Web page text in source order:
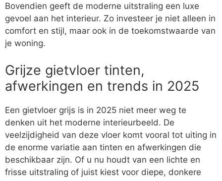
Bovendien geeft de moderne uitstraling een luxe
gevoel aan het interieur. Zo investeer je niet alleen in
comfort en stijl, maar ook in de toekomstwaarde van
je woning.
Grijze gietvloer tinten,
afwerkingen en trends in 2025
Een gietvloer grijs is in 2025 niet meer weg te
denken uit het moderne interieurbeeld. De
veelzijdigheid van deze vloer komt vooral tot uiting in
de enorme variatie aan tinten en afwerkingen die
beschikbaar zijn. Of u nu houdt van een lichte en
frisse uitstraling of juist kiest voor diepe, donkere